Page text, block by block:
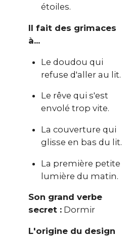
étoiles.
Il fait des grimaces
à...
Le doudou qui
refuse d'aller au lit.
Le rêve qui s'est
envolé trop vite.
La couverture qui
glisse en bas du lit.
La première petite
lumière du matin.
Son grand verbe
secret : Dormir
L'origine du design